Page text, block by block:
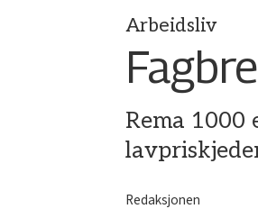
Arbeidsliv
Rema 1000
Redaksjonen